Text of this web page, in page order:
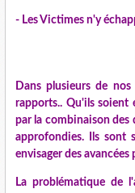
- Les Victimes n'y
Dans plusieurs de
rapports.. Qu'ils soient
par la combinaison des
approfondies. Ils sont
envisager des
La problématique de